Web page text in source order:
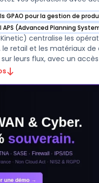
GPAO pour la gestion de
ERP (Kinetic) dans cette
APS (Advanced Planning
ERP (Kinetic) dans cette
(Kinetic) centralise les
retail et les matériaux de
leurs flux, avec un accès